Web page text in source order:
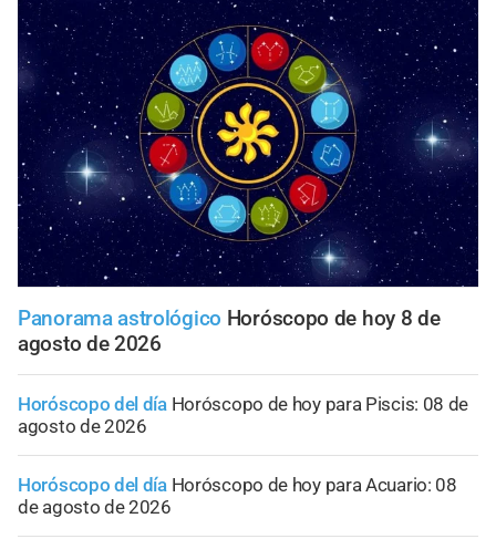
Panorama astrológico Horóscopo de hoy 8 de
agosto de 2026
Horóscopo del día Horóscopo de hoy para Piscis: 08 de
agosto de 2026
Horóscopo del día Horóscopo de hoy para Acuario: 08
de agosto de 2026